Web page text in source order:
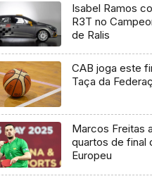
Isabel Ramos
R3T no
de Ralis
CAB joga este
Taça da
Marcos Freitas
quartos de final
Europeu